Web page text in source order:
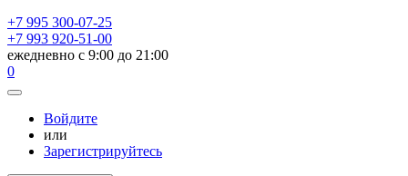
+7 995 300-07-25
+7 993 920-51-00
ежедневно с 9:00 до 21:00
0
Войдите
или
Зарегистрируйтесь